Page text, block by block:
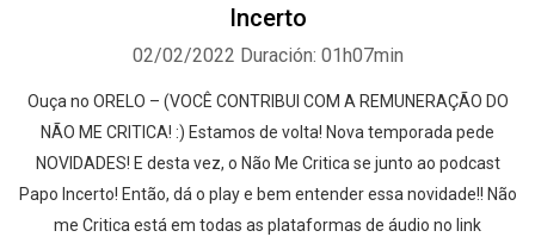
Incerto
02/02/2022 Duración: 01h07min
Ouça no ORELO – (VOCÊ CONTRIBUI COM A REMUNERAÇÃO DO
NÃO ME CRITICA! :) Estamos de volta! Nova temporada pede
NOVIDADES! E desta vez, o Não Me Critica se junto ao podcast
Papo Incerto! Então, dá o play e bem entender essa novidade!! Não
me Critica está em todas as plataformas de áudio no link